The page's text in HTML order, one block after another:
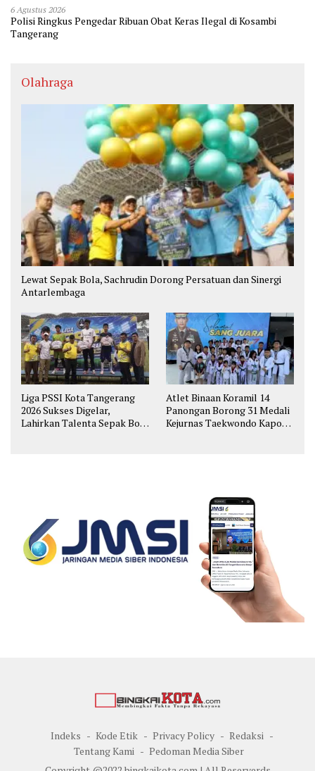
6 Agustus 2026
Polisi Ringkus Pengedar Ribuan Obat Keras Ilegal di Kosambi
Tangerang
Olahraga
Lewat Sepak Bola, Sachrudin Dorong Persatuan dan Sinergi
Antarlembaga
Liga PSSI Kota Tangerang
2026 Sukses Digelar,
Lahirkan Talenta Sepak Bola
Atlet Binaan Koramil 14
Panongan Borong 31 Medali
Kejurnas Taekwondo Kapolri
Indeks Kode Etik Privacy Policy
Redaksi
Tentang Kami
Pedoman Media Siber